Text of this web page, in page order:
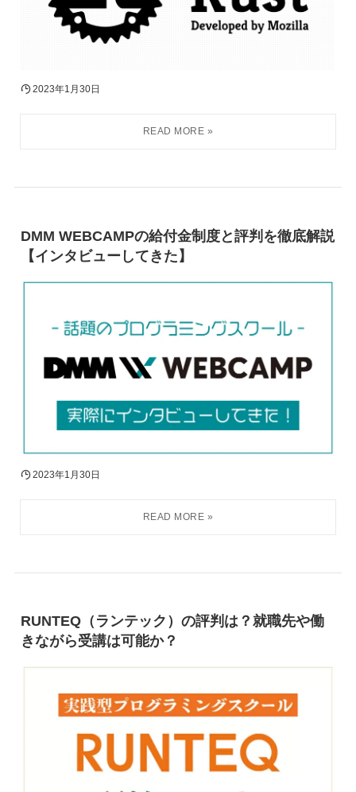
2023年1月30日
DMM WEBCAMPの給付金制度と評判を徹底解説
【インタビューしてきた】
2023年1月30日
RUNTEQ（ランテック）の評判は？就職先や働
きながら受講は可能か？